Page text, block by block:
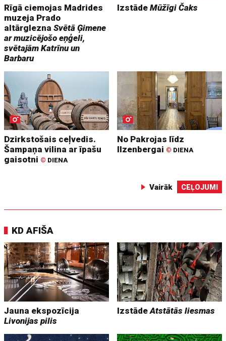
Rīgā ciemojas Madrides
muzeja Prado
altārgleznaSvētā Ģimene
ar muzicējošo eņģeli,
svētajām Katrīnu un
Barbaru
IzstādeMūžīgi Čaks
Dzirkstošais ceļvedis.
Šampaņa vilina ar īpašu
gaisotni © DIENA
No Pakrojas līdz
Ilzenbergai © DIENA
Vairāk CEĻOJUMI
KD AFIŠA
Jauna ekspozīcija
Livonijas pilis
IzstādeAtstātās liesmas